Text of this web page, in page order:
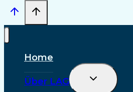
Home
Über LAG
Untermenü
Umschalten